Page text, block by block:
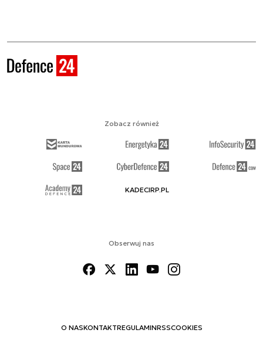
Obserwuj nas
O NASKONTAKTREGULAMINRSSCOOKIES
Zobacz również
KADECIRP.PL